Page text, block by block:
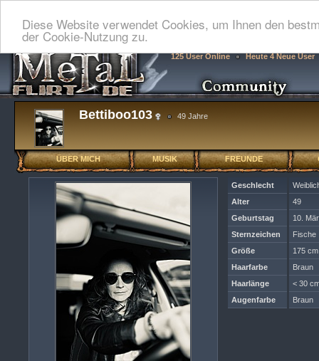
Diese Website verwendet Cookies, um Ihnen den
der Cookie-Nutzung zu.
125 User Online Heute 4 Neue User
Bettiboo103 49 Jahre
ÜBER MICH MUSIK FREUNDE
Geschlecht
Alter
49
Geburtstag
10.
Sternzeichen
Fische
Größe
175 cm
Haarfarbe
Braun
Haarlänge
< 30
Augenfarbe
Braun